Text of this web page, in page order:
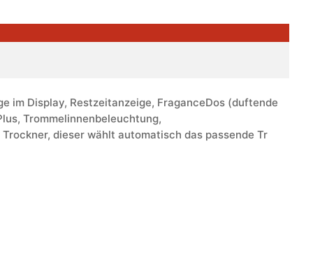
im Display, Restzeitanzeige, FraganceDos (duftende
Trommelinnenbeleuchtung,
dieser wählt automatisch das passende Tr